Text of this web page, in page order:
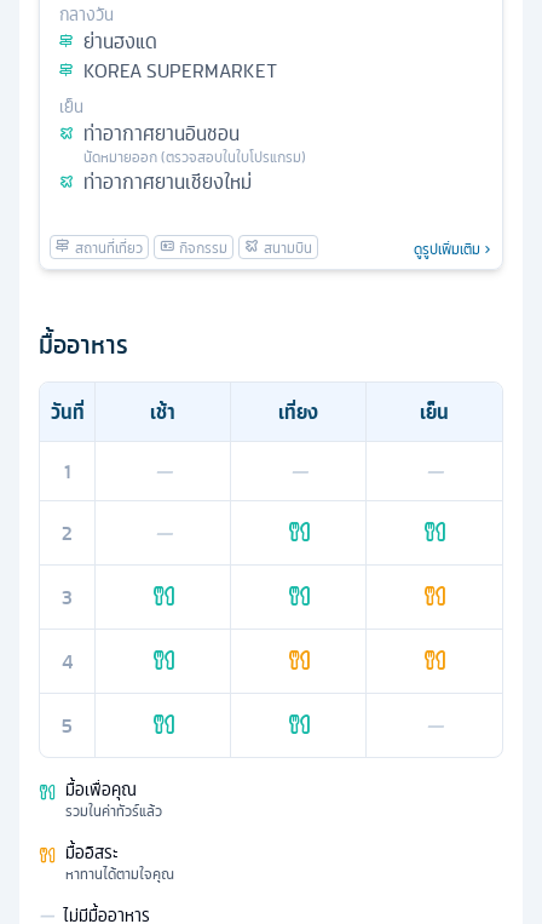
กลางวัน
ย่านฮงแด
KOREA SUPERMARKET
เย็น
ท่าอากาศยานอินชอน
นัดหมายออก(ตรวจสอบในใบโปรแกรม)
ท่าอากาศยานเชียงใหม่
ดูรูปเพิ่มเติม
มื้ออาหาร
วันที่ เช้า เที่ยง
เย็น
1
— —
—
2
—
3
4
5 —
มื้อเพื่อคุณ
รวมในค่าทัวร์แล้ว
มื้ออิสระ
หาทานได้ตามใจคุณ
— ไม่มีมื้ออาหาร